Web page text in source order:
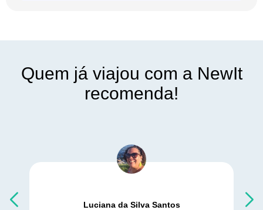
Quem já viajou com a NewIt
recomenda!
Luciana da Silva Santos